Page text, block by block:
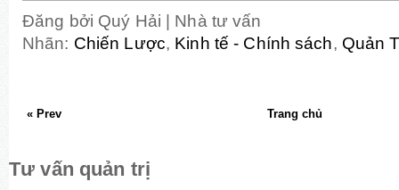
Đăng bởi Quý Hải | Nhà tư vấn
Nhãn: Chiến Lược, Kinh tế - Chính sách, Quản
« Prev Trang chủ
Tư vấn quản trị